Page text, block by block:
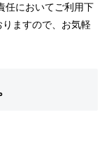
任においてご利用下
ますので、お気軽